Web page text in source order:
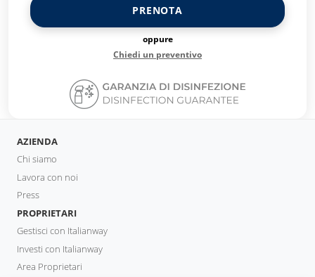
PRENOTA
oppure
Chiedi un preventivo
AZIENDA
Chi siamo
Lavora con noi
Press
PROPRIETARI
Gestisci con Italianway
Investi con Italianway
Area Proprietari